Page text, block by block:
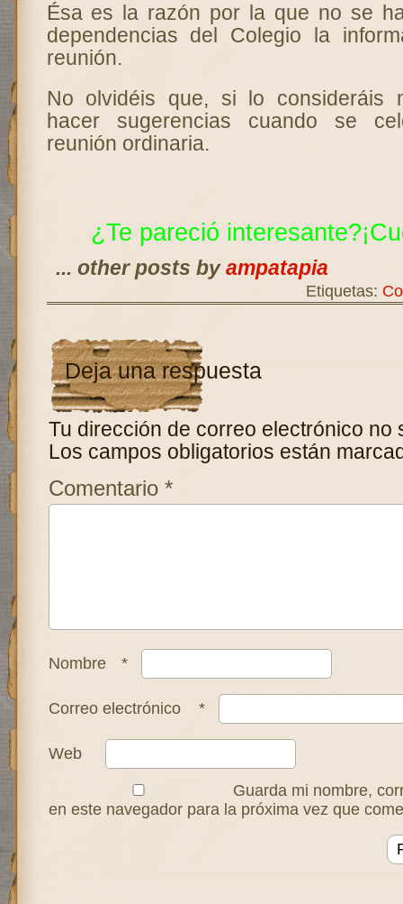
Ésa es la razón por la que no se
dependencias del Colegio la
reunión.
No olvidéis que, si lo consideráis
hacer sugerencias cuando se
reunión ordinaria.
¿Te pareció
... other posts byampatapia
Etiquetas:
Deja una respuesta
Tu dirección de correo electrónico no
Los campos obligatorios están
Comentario *
Nombre *
Correo electrónico *
Web
Guarda mi nombre,
en este navegador para la próxima vez que